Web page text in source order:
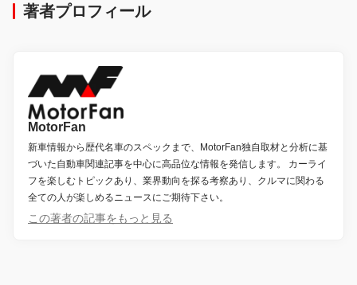
著者プロフィール
MotorFan
新車情報から歴代名車のスペックまで、MotorFan独自取材と分析に基
づいた自動車関連記事を中心に高品位な情報を発信します。 カーライ
フを楽しむトピックあり、業界動向を探る考察あり、クルマに関わる
全ての人が楽しめるニュースにご期待下さい。
この著者の記事をもっと見る